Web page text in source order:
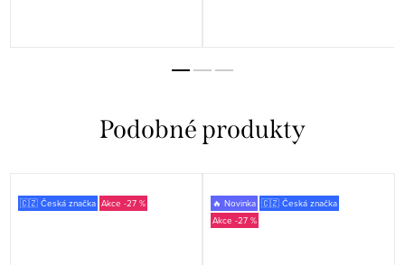
🇨🇿 Česká značka -27 % 🔥 Novinka 🇨🇿 Česká značka
-27 %